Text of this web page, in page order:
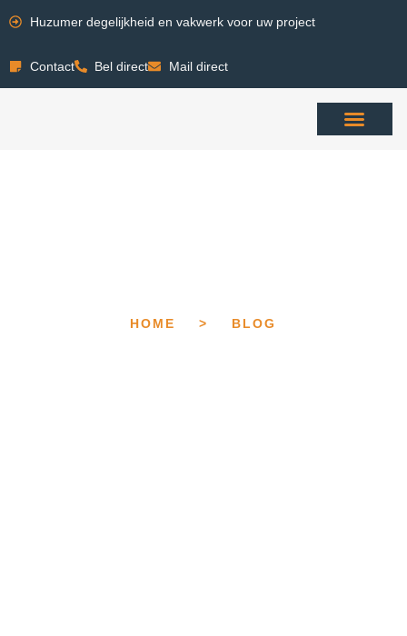
Huzumer degelijkheid en vakwerk voor uw project
Contact Bel direct Mail direct
HOME > BLOG